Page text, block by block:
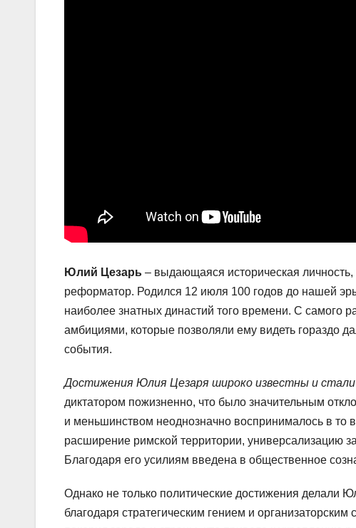
Юлий Цезарь – выдающаяся историческая личность,
реформатор. Родился 12 июля 100 годов до нашей
наиболее знатных династий того времени. С самого
амбициями, которые позволяли ему видеть гораздо
события.
Достижения Юлия Цезаря широко известны и
диктатором пожизненно, что было значительным
и меньшинством неоднозначно воспринималось в
расширение римской территории, универсализацию
Благодаря его усилиям введена в общественное
Однако не только политические достижения
благодаря стратегическим гением и